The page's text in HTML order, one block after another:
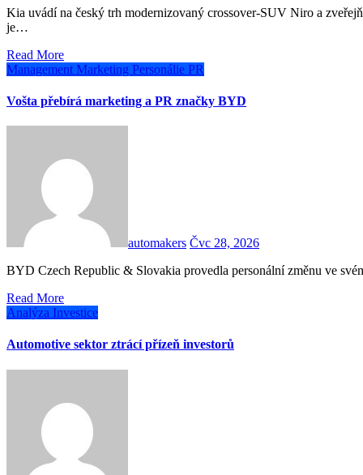
Kia uvádí na český trh modernizovaný crossover-SUV Niro a zveřejňuje jeho ceny. Modernizovaná druhá generace modelu Niro
je…
Read More
Management Marketing Personálie PR
Vošta přebírá marketing a PR značky BYD
automakers Čvc 28, 2026
BYD Czech Republic & Slovakia provedla personální změnu ve
Read More
Analýza Investice
Automotive sektor ztrácí přízeň investorů